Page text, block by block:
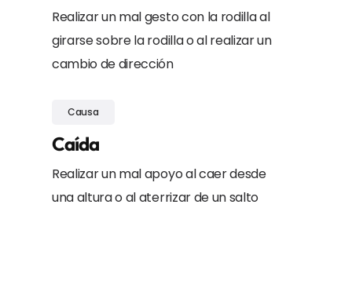
Realizar un mal gesto con la rodilla al
girarse sobre la rodilla o al realizar un
cambio de dirección
Causa
Caída
Realizar un mal apoyo al caer desde
una altura o al aterrizar de un salto